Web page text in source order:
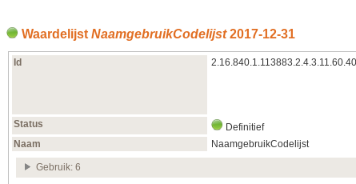
Waardelijst NaamgebruikCodelijst2017‑12‑31
Id
Status Definitief
Naam
NaamgebruikCodelijst
Gebruik: 6